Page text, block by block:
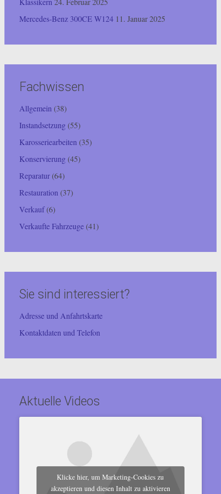
Mercedes-Benz 300CE W124 11. Januar 2025
Fachwissen
Allgemein (38)
Instandsetzung(55)
Karosseriearbeiten (35)
Konservierung(45)
Reparatur(64)
Restauration (37)
Verkauf(6)
Verkaufte Fahrzeuge(41)
Sie sind interessiert?
Adresse und Anfahrtskarte
Kontaktdaten und Telefon
Aktuelle Videos
Klicke hier, um Marketing-Cookies zu
akzeptieren und diesen Inhalt zu aktivieren